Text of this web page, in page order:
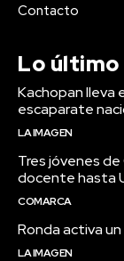
Contacto
Lo último
Kachopan lleva
escaparate
LA IMAGEN
Tres jóvenes
docente hasta
COMARCA
Ronda activa
LA IMAGEN